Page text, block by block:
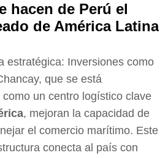
hacen de Perú el
de América Latina
estratégica: Inversiones como
que se está
un centro logístico clave
, mejoran la capacidad de
el comercio marítimo. Este
conecta al país con